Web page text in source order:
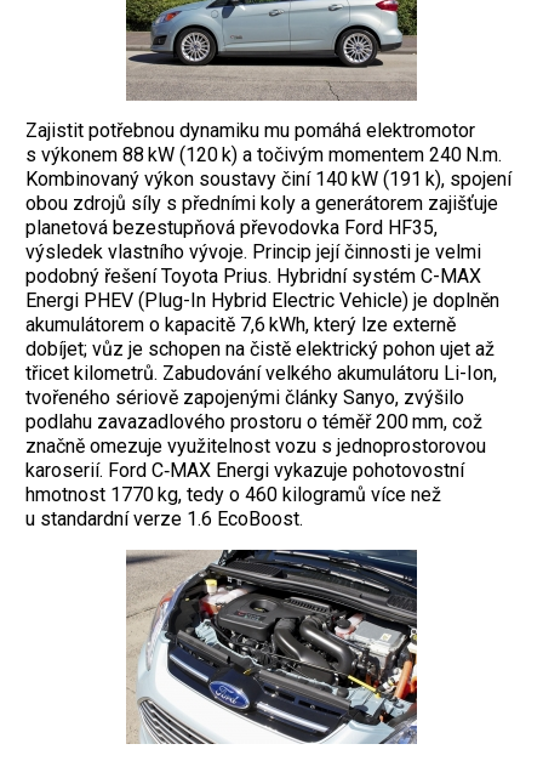
Zajistit potřebnou dynamiku mu pomáhá elektromotor
s výkonem 88 kW (120 k) a točivým momentem 240 N.m.
Kombinovaný výkon soustavy činí 140 kW (191 k), spojení
obou zdrojů síly s předními koly a generátorem zajišťuje
planetová bezestupňová převodovka Ford HF35,
výsledek vlastního vývoje. Princip její činnosti je velmi
podobný řešení Toyota Prius. Hybridní systém C-MAX
Energi PHEV (Plug-In Hybrid Electric Vehicle) je doplněn
akumulátorem o kapacitě 7,6 kWh, který lze externě
dobíjet; vůz je schopen na čistě elektrický pohon ujet až
třicet kilometrů. Zabudování velkého akumulátoru Li-Ion,
tvořeného sériově zapojenými články Sanyo, zvýšilo
podlahu zavazadlového prostoru o téměř 200 mm, což
značně omezuje využitelnost vozu s jednoprostorovou
karoserií. Ford C‑MAX Energi vykazuje pohotovostní
hmotnost 1770 kg, tedy o 460 kilogramů více než
u standardní verze 1.6 EcoBoost.